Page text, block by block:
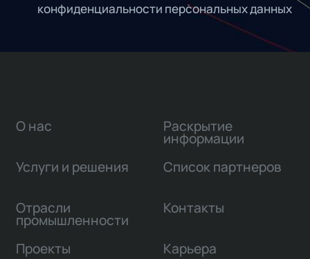
конфиденциальности персональных данных
О нас
Услуги и решения
Отрасли
промышленности
Проекты
Раскрытие
информации
Список партнеров
Контакты
Карьера